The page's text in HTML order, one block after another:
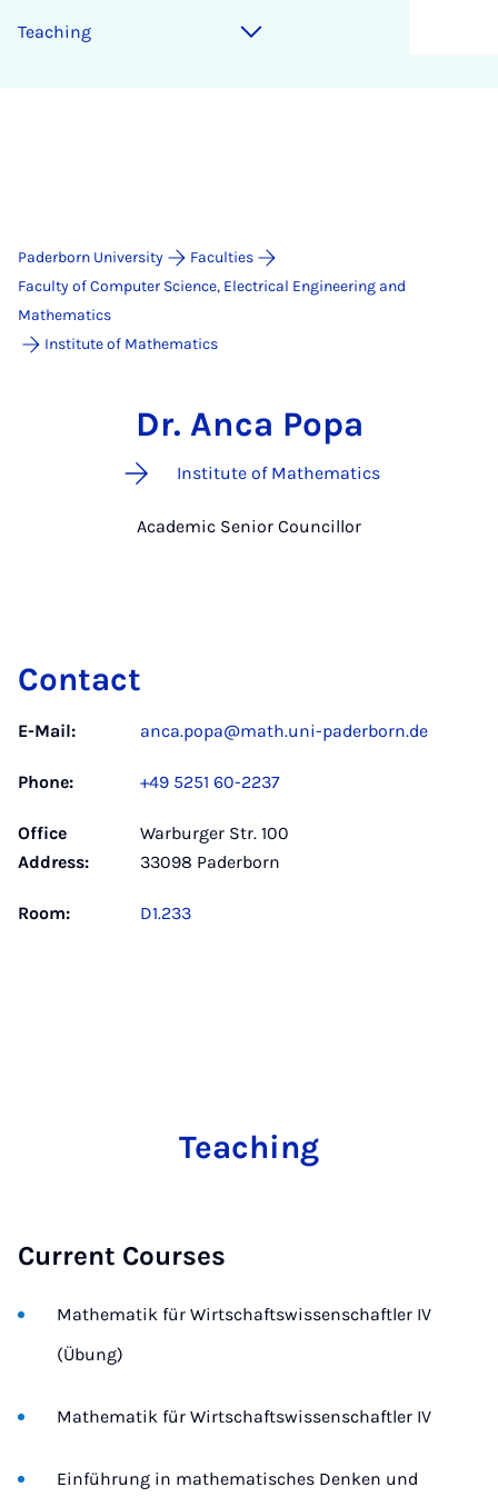
Teaching
Paderborn University
Faculties
Faculty of Computer Science, Electrical Engineering and
Mathematics
Institute of Mathematics
Dr. Anca Popa
Institute of Mathematics
Academic Senior Councillor
Contact
E-Mail: anca.popa@math.uni-paderborn.de
Phone: +49 5251 60-2237
Office
Address:
Warburger Str. 100
33098 Paderborn
Room: D1.233
Teaching
Current Courses
Mathematik für Wirtschaftswissenschaftler IV
(Übung)
Mathematik für Wirtschaftswissenschaftler IV
Einführung in mathematisches Denken und